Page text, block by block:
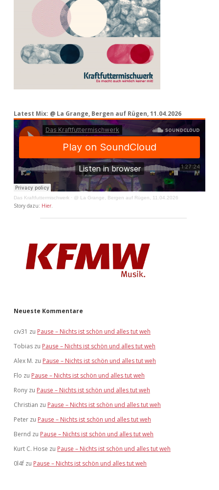
Latest Mix: @ La Grange, Bergen auf Rügen, 11.04.2026
Das Kraftfuttermischwerk · @ La Grange, Bergen auf Rügen, 11.04.2026
Story dazu: Hier.
Neueste Kommentare
civ31 zu Pause – Nichts ist schön und alles tut weh
Tobias zu Pause – Nichts ist schön und alles tut weh
Alex M. zu Pause – Nichts ist schön und alles tut weh
Flo zu Pause – Nichts ist schön und alles tut weh
Rony zu Pause – Nichts ist schön und alles tut weh
Christian zu Pause – Nichts ist schön und alles tut weh
Peter zu Pause – Nichts ist schön und alles tut weh
Bernd zu Pause – Nichts ist schön und alles tut weh
Kurt C. Hose zu Pause – Nichts ist schön und alles tut weh
0l4f zu Pause – Nichts ist schön und alles tut weh